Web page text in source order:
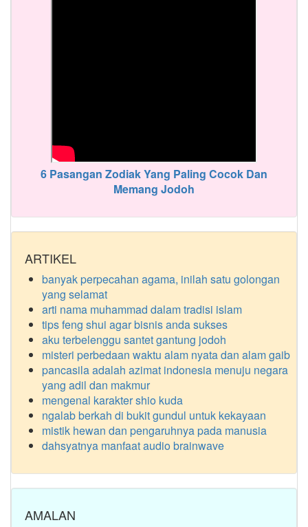
6 Pasangan Zodiak Yang Paling Cocok Dan
Memang Jodoh
ARTIKEL
banyak perpecahan agama, inilah satu golongan
yang selamat
arti nama muhammad dalam tradisi islam
tips feng shui agar bisnis anda sukses
aku terbelenggu santet gantung jodoh
misteri perbedaan waktu alam nyata dan alam gaib
pancasila adalah azimat indonesia menuju negara
yang adil dan makmur
mengenal karakter shio kuda
ngalab berkah di bukit gundul untuk kekayaan
mistik hewan dan pengaruhnya pada manusia
dahsyatnya manfaat audio brainwave
AMALAN